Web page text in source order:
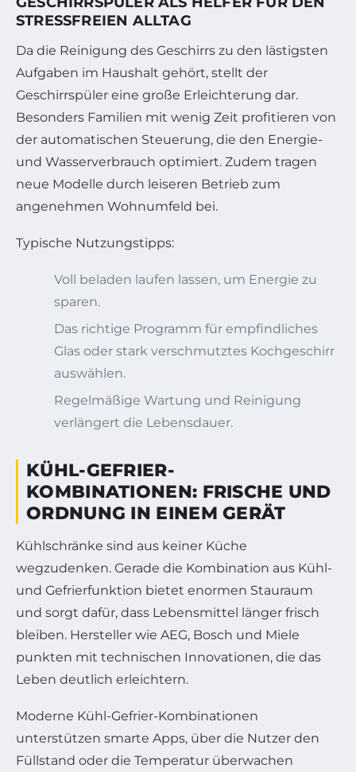
STRESSFREIEN ALLTAG
Da die Reinigung des Geschirrs zu den lästigsten
Aufgaben im Haushalt gehört, stellt der
Geschirrspüler eine große Erleichterung dar.
Besonders Familien mit wenig Zeit profitieren von
der automatischen Steuerung, die den Energie-
und Wasserverbrauch optimiert. Zudem tragen
neue Modelle durch leiseren Betrieb zum
angenehmen Wohnumfeld bei.
Typische Nutzungstipps:
Voll beladen laufen lassen, um Energie zu
sparen.
Das richtige Programm für empfindliches
Glas oder stark verschmutztes Kochgeschirr
auswählen.
Regelmäßige Wartung und Reinigung
verlängert die Lebensdauer.
KÜHL-GEFRIER-
KOMBINATIONEN: FRISCHE UND
ORDNUNG IN EINEM GERÄT
Kühlschränke sind aus keiner Küche
wegzudenken. Gerade die Kombination aus Kühl-
und Gefrierfunktion bietet enormen Stauraum
und sorgt dafür, dass Lebensmittel länger frisch
bleiben. Hersteller wie AEG, Bosch und Miele
punkten mit technischen Innovationen, die das
Leben deutlich erleichtern.
Moderne Kühl-Gefrier-Kombinationen
unterstützen smarte Apps, über die Nutzer den
Füllstand oder die Temperatur überwachen